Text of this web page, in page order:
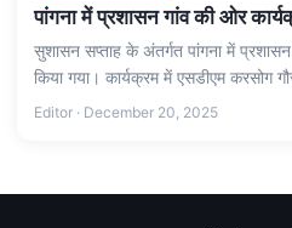
पांगना में प्रशासन गांव की ओर
सुशासन सप्ताह के अंतर्गत पांगना में
किया गया। कार्यक्रम में एसडीएम करसोग
Editor · December 20, 2025